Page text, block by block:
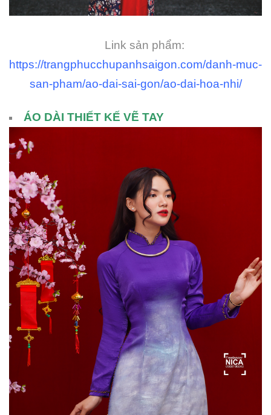
Link sản phẩm:
https://trangphucchupanhsaigon.com/danh-muc-
san-pham/ao-dai-sai-gon/ao-dai-hoa-nhi/
ÁO DÀI THIẾT KẾ VẼ TAY